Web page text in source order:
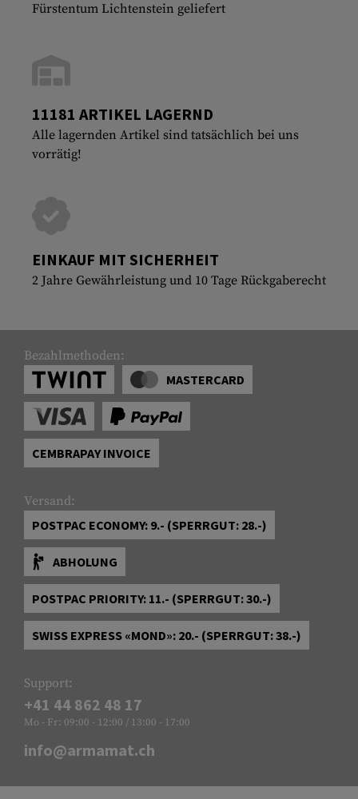
Fürstentum Lichtenstein geliefert
11181 ARTIKEL LAGERND
Alle lagernden Artikel sind tatsächlich bei uns
vorrätig!
EINKAUF MIT SICHERHEIT
2 Jahre Gewährleistung und 10 Tage Rückgaberecht
Bezahlmethoden:
MASTERCARD
CEMBRAPAY INVOICE
Versand:
POSTPAC ECONOMY: 9.- (SPERRGUT: 28.-)
ABHOLUNG
POSTPAC PRIORITY: 11.- (SPERRGUT: 30.-)
SWISS EXPRESS «MOND»: 20.- (SPERRGUT: 38.-)
Support:
+41 44 862 48 17
Mo - Fr: 09:00 - 12:00 / 13:00 - 17:00
info@armamat.ch